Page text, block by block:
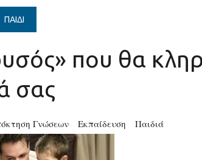
ΤΊ ΓΥΑΛΙΆ ΗΛΊΟΥ ΦΟΡΆΤΕ;
ΕΛΛΗΝΙΚΉ ΚΑΡΔΙΟΛΟΓΙΚΉ ΕΤΑΙΡΕΊΑ
ΠΑΙΔΊ
που θα
σας
Γνώσεων Εκπαίδευση Παιδιά